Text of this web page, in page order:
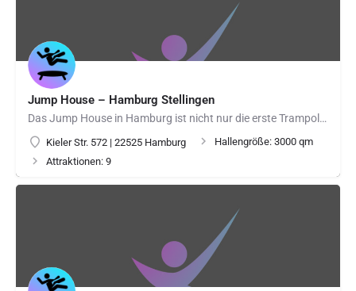
Jump House – Hamburg Stellingen
Das Jump House in Hamburg ist nicht nur die erste Trampolin Halle in der Hafenstadt, sondern auch die erste…
Kieler Str. 572 | 22525 Hamburg
Hallengröße: 3000 qm
Attraktionen: 9